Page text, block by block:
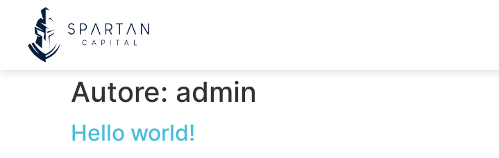
Autore: admin
Hello world!